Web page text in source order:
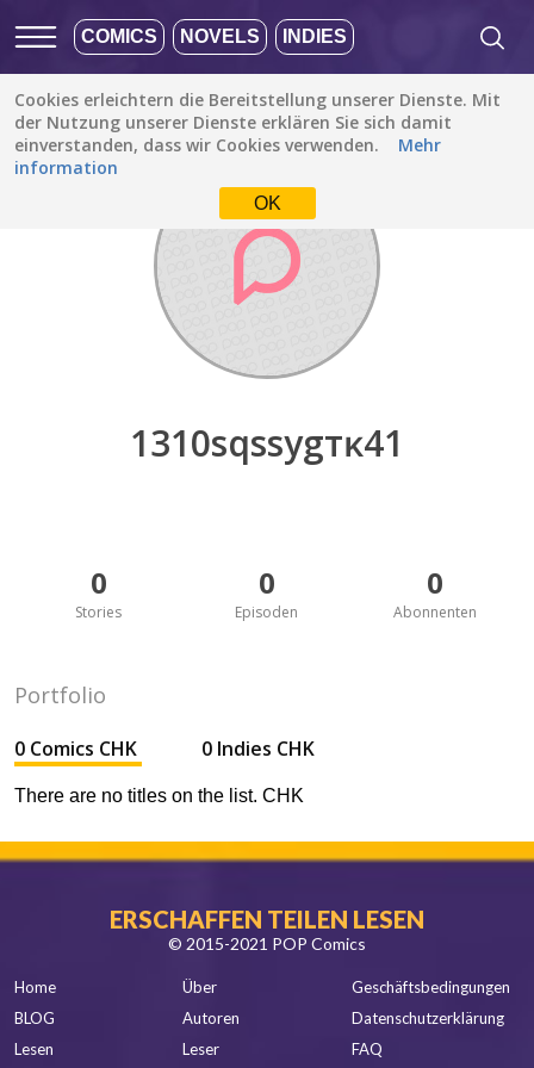
COMICS NOVELS INDIES
Cookies erleichtern die Bereitstellung unserer Dienste. Mit
der Nutzung unserer Dienste erklären Sie sich damit
einverstanden, dass wir Cookies verwenden.
Mehr
information
OK
Entdecken / 1310ѕqѕѕygтĸ41
1310ѕqѕѕygтĸ41
0
Stories
0
Episoden
0
Abonnenten
Portfolio
0 Comics CHK 0 Indies CHK
There are no titles on the list. CHK
ERSCHAFFEN TEILEN LESEN
© 2015-2021 POP Comics
Home
BLOG
Lesen
Über
Autoren
Leser
Geschäftsbedingungen
Datenschutzerklärung
FAQ